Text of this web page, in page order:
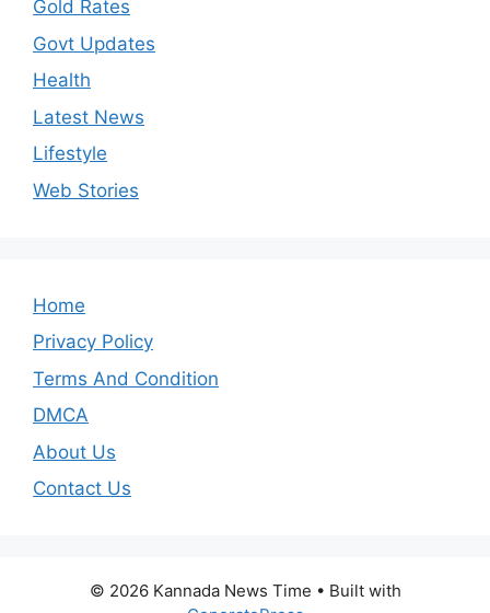
Gold Rates
Govt Updates
Health
Latest News
Lifestyle
Web Stories
Home
Privacy Policy
Terms And Condition
DMCA
About Us
Contact Us
© 2026 Kannada News Time • Built with